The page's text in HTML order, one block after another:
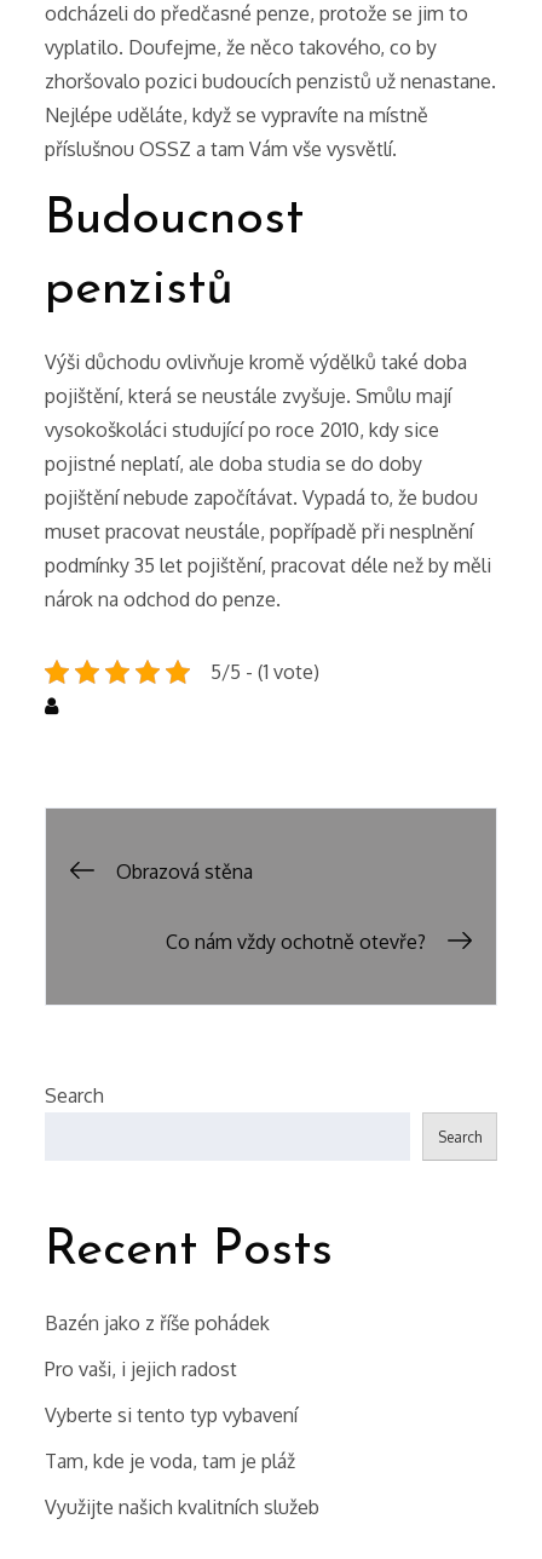
odcházeli do předčasné penze, protože se jim to
vyplatilo. Doufejme, že něco takového, co by
zhoršovalo pozici budoucích penzistů už nenastane.
Nejlépe uděláte, když se vypravíte na místně
příslušnou OSSZ a tam Vám vše vysvětlí.
Budoucnost
penzistů
Výši důchodu ovlivňuje kromě výdělků také doba
pojištění, která se neustále zvyšuje. Smůlu mají
vysokoškoláci studující po roce 2010, kdy sice
pojistné neplatí, ale doba studia se do doby
pojištění nebude započítávat. Vypadá to, že budou
muset pracovat neustále, popřípadě při nesplnění
podmínky 35 let pojištění, pracovat déle než by měli
nárok na odchod do penze.
5/5 - (1 vote)
Post
navigation
Obrazová stěna
Co nám vždy ochotně otevře?
Search
Search
Recent Posts
Bazén jako z říše pohádek
Pro vaši, i jejich radost
Vyberte si tento typ vybavení
Tam, kde je voda, tam je pláž
Využijte našich kvalitních služeb